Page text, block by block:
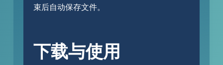
束后自动保存文件。
下载与使用